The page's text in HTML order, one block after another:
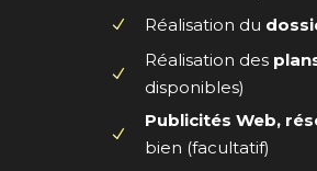
Réalisation du
Réalisation des
disponibles)
Publicités Web,
bien (facultatif)